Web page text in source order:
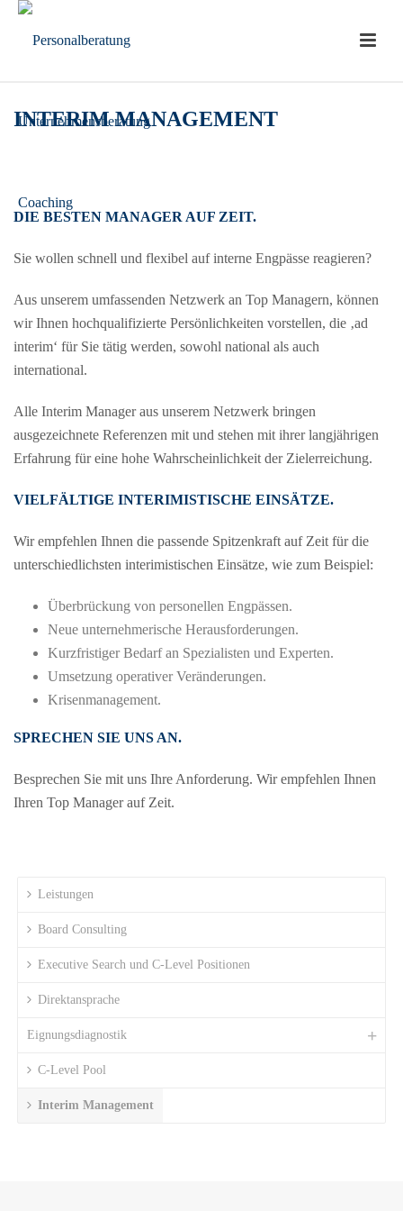
INTERIM MANAGEMENT
DIE BESTEN MANAGER AUF ZEIT.
Sie wollen schnell und flexibel auf interne Engpässe reagieren?
Aus unserem umfassenden Netzwerk an Top Managern, können
wir Ihnen hochqualifizierte Persönlichkeiten vorstellen, die ‚ad
interim‘ für Sie tätig werden, sowohl national als auch
international.
Alle Interim Manager aus unserem Netzwerk bringen
ausgezeichnete Referenzen mit und stehen mit ihrer langjährigen
Erfahrung für eine hohe Wahrscheinlichkeit der Zielerreichung.
VIELFÄLTIGE INTERIMISTISCHE EINSÄTZE.
Wir empfehlen Ihnen die passende Spitzenkraft auf Zeit für die
unterschiedlichsten interimistischen Einsätze, wie zum Beispiel:
Überbrückung von personellen Engpässen.
Neue unternehmerische Herausforderungen.
Kurzfristiger Bedarf an Spezialisten und Experten.
Umsetzung operativer Veränderungen.
Krisenmanagement.
SPRECHEN SIE UNS AN.
Besprechen Sie mit uns Ihre Anforderung. Wir empfehlen Ihnen
Ihren Top Manager auf Zeit.
Leistungen
Board Consulting
Executive Search und C-Level Positionen
Direktansprache
Eignungsdiagnostik
C-Level Pool
Interim Management